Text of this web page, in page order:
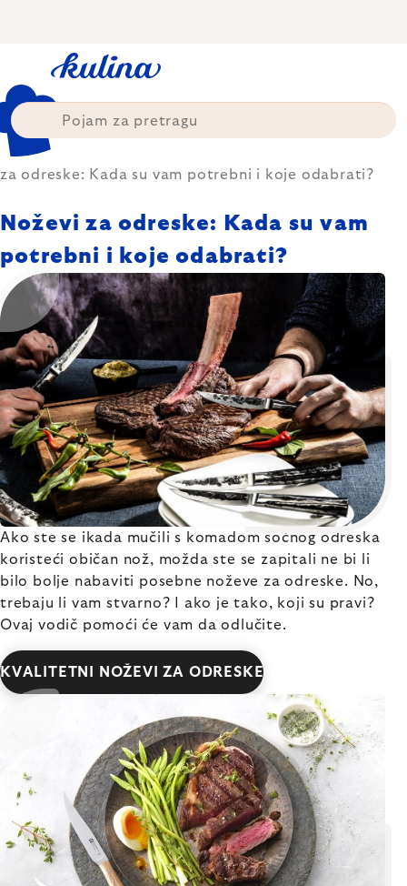
odreske: Kada su vam potrebni i koje odabrati?
Noževi za odreske: Kada su vam
potrebni i koje odabrati?
Ako ste se ikada mučili s komadom sočnog odreska
koristeći običan nož, možda ste se zapitali ne bi li
bilo bolje nabaviti posebne noževe za odreske. No,
trebaju li vam stvarno? I ako je tako, koji su pravi?
Ovaj vodič pomoći će vam da odlučite.
KVALITETNI NOŽEVI ZA ODRESKE